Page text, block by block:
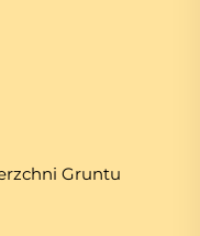
Gruntu